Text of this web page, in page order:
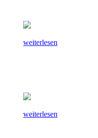
weiterlesen
weiterlesen